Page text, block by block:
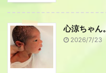
心涼ちゃん。
2026/7/23